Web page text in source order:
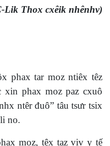
Lik Thox cxêik nhênhv)
phax tar moz ntiêx têz
phax moz paz cxuô
ntêr đuô” tâu tsưr tsix
no.
moz, têx taz viv y tế